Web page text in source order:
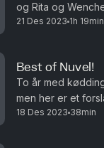
21 Des 2023 1h 19min
Best of Nuvel!
To år med
men her er et
18 Des 2023 38min